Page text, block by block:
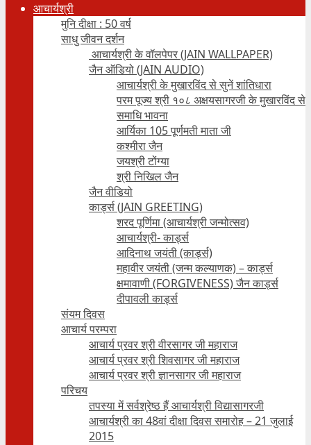
आचार्यश्री
मुनि दीक्षा : 50 वर्ष
साधु जीवन दर्शन
आचार्यश्री के वॉलपेपर (JAIN WALLPAPER)
जैन ऑडियो (JAIN AUDIO)
आचार्यश्री के मुखारविंद से सुनें शांतिधारा
परम पूज्य श्री १०८ अक्षयसागरजी के मुखारविंद से
समाधि भावना
आर्यिका 105 पूर्णमती माता जी
कश्मीरा जैन
जयश्री टोंग्या
श्री निखिल जैन
जैन वीडियो
कार्ड्स (JAIN GREETING)
शरद पूर्णिमा (आचार्यश्री जन्मोत्सव)
आचार्यश्री- कार्ड्स
आदिनाथ जयंती (कार्ड्स)
महावीर जयंती (जन्म कल्याणक) – कार्ड्स
क्षमावाणी (FORGIVENESS) जैन कार्ड्स
दीपावली कार्ड्स
संयम दिवस
आचार्य परम्परा
आचार्य प्रवर श्री वीरसागर जी महाराज
आचार्य प्रवर श्री शिवसागर जी महाराज
आचार्य प्रवर श्री ज्ञानसागर जी महाराज
परिचय
तपस्या में सर्वश्रेष्ठ हैं आचार्यश्री विद्यासागरजी
आचार्यश्री का 48वां दीक्षा दिवस समारोह – 21 जुलाई
2015